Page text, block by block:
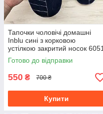
Тапочки чоловічі домашні
Inblu сині з корковою
устілкою закритий носок 6051
Готово до відправки
550 ₴ 700 ₴
Купити